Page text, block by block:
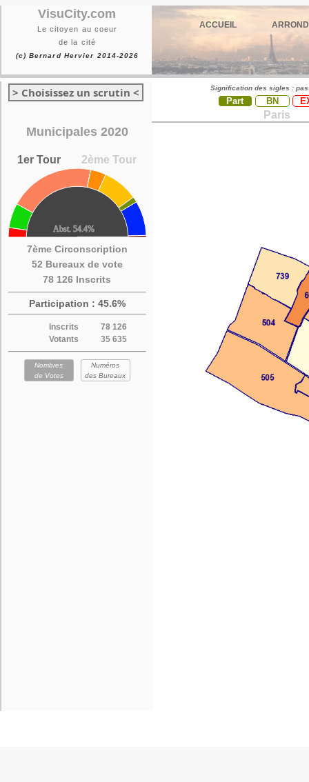
VisuCity.com
Le citoyen au coeur
de la cité
(c) Bernard Hervier 2014-2026
ACCUEIL
> Choisissez un scrutin <
Municipales 2020
1er Tour 2ème Tour
7ème Circonscription
52 Bureaux de vote
78 126 Inscrits
Participation : 45.6%
Inscrits
78 126
Votants
35 635
Nombres
de Votes
Numéros
des Bureaux
Signification des sigles :
Part BN
Paris